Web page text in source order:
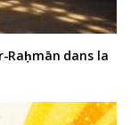
Raḥmān dans la